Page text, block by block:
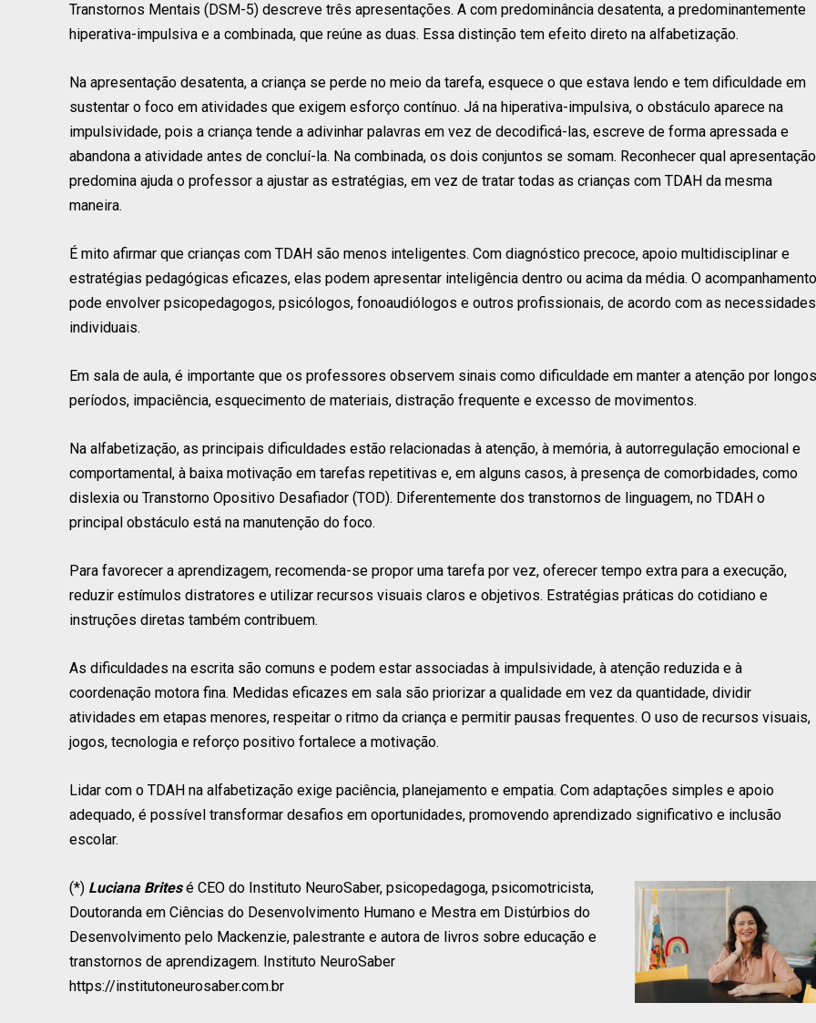
Transtornos Mentais (DSM-5) descreve três apresentações. A com predominância desatenta, a predominantemente
hiperativa-impulsiva e a combinada, que reúne as duas. Essa distinção tem efeito direto na alfabetização.
Na apresentação desatenta, a criança se perde no meio da tarefa, esquece o que estava lendo e tem dificuldade em
sustentar o foco em atividades que exigem esforço contínuo. Já na hiperativa-impulsiva, o obstáculo aparece na
impulsividade, pois a criança tende a adivinhar palavras em vez de decodificá-las, escreve de forma apressada e
abandona a atividade antes de concluí-la. Na combinada, os dois conjuntos se somam. Reconhecer qual apresentação
predomina ajuda o professor a ajustar as estratégias, em vez de tratar todas as crianças com TDAH da mesma
maneira.
É mito afirmar que crianças com TDAH são menos inteligentes. Com diagnóstico precoce, apoio multidisciplinar e
estratégias pedagógicas eficazes, elas podem apresentar inteligência dentro ou acima da média. O acompanhamento
pode envolver psicopedagogos, psicólogos, fonoaudiólogos e outros profissionais, de acordo com as necessidades
individuais.
Em sala de aula, é importante que os professores observem sinais como dificuldade em manter a atenção por longos
períodos, impaciência, esquecimento de materiais, distração frequente e excesso de movimentos.
Na alfabetização, as principais dificuldades estão relacionadas à atenção, à memória, à autorregulação emocional e
comportamental, à baixa motivação em tarefas repetitivas e, em alguns casos, à presença de comorbidades, como
dislexia ou Transtorno Opositivo Desafiador (TOD). Diferentemente dos transtornos de linguagem, no TDAH o
principal obstáculo está na manutenção do foco.
Para favorecer a aprendizagem, recomenda-se propor uma tarefa por vez, oferecer tempo extra para a execução,
reduzir estímulos distratores e utilizar recursos visuais claros e objetivos. Estratégias práticas do cotidiano e
instruções diretas também contribuem.
As dificuldades na escrita são comuns e podem estar associadas à impulsividade, à atenção reduzida e à
coordenação motora fina. Medidas eficazes em sala são priorizar a qualidade em vez da quantidade, dividir
atividades em etapas menores, respeitar o ritmo da criança e permitir pausas frequentes. O uso de recursos visuais,
jogos, tecnologia e reforço positivo fortalece a motivação.
Lidar com o TDAH na alfabetização exige paciência, planejamento e empatia. Com adaptações simples e apoio
adequado, é possível transformar desafios em oportunidades, promovendo aprendizado significativo e inclusão
escolar.
(*) Luciana Britesé CEO do Instituto NeuroSaber, psicopedagoga, psicomotricista,
Doutoranda em Ciências do Desenvolvimento Humano e Mestra em Distúrbios do
Desenvolvimento pelo Mackenzie, palestrante e autora de livros sobre educação e
transtornos de aprendizagem. Instituto NeuroSaber
https://institutoneurosaber.com.br